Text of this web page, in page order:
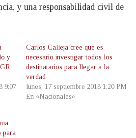
y una responsabilidad civil de
y
9:07
Carlos Calleja cree que es
necesario investigar todos los
destinatarios para llegar a la
verdad
lunes, 17 septiembre 2018 1:20 PM
En «Nacionales»
para